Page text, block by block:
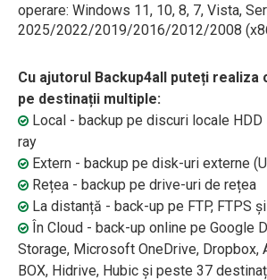
operare: Windows 11, 10, 8, 7, Vista,
2025/2022/2019/2016/2012/2008
Cu ajutorul Backup4all puteți realiza
pe destinații multiple:
Local - backup pe discuri locale HDD
ray
Extern - backup pe disk-uri externe
Rețea - backup pe drive-uri de rețea
La distanță - back-up pe FTP, FTPS
În Cloud - back-up online pe Google
Storage, Microsoft OneDrive, Dropbox,
BOX, Hidrive, Hubic și peste 37